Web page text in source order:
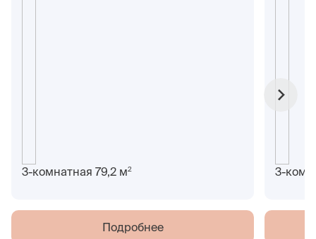
3-комнатная 79,2 м2
Подробнее
3-